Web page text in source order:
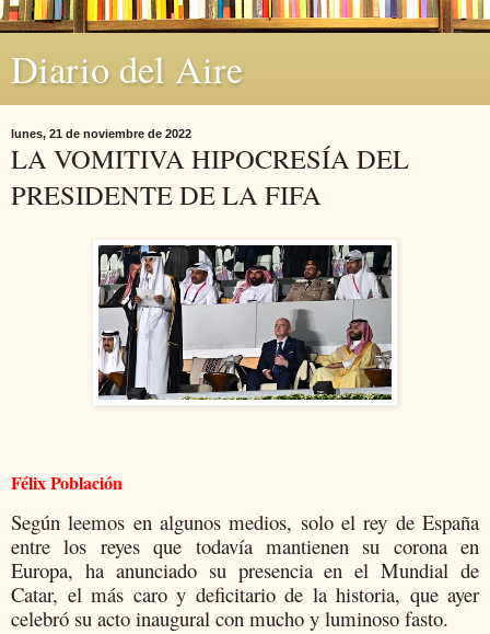
Diario del Aire
lunes, 21 de noviembre de 2022
LA VOMITIVA HIPOCRESÍA DEL
PRESIDENTE DE LA FIFA
Félix Población
Según leemos en algunos medios, solo el rey de España
entre los reyes que todavía mantienen su corona en
Europa, ha anunciado su presencia en el Mundial de
Catar, el más caro y deficitario de la historia, que ayer
celebró su acto inaugural con mucho y luminoso fasto.